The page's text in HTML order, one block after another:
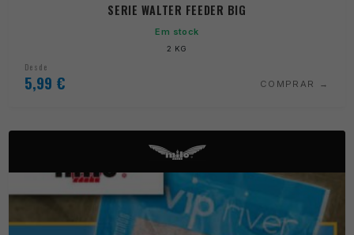
SERIE WALTER FEEDER BIG
Em stock
2 KG
Desde
5,99 € COMPRAR